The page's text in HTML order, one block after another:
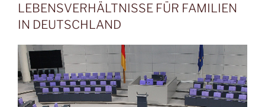
LEBENSVERHÄLTNISSE FÜR FAMILIEN
IN DEUTSCHLAND